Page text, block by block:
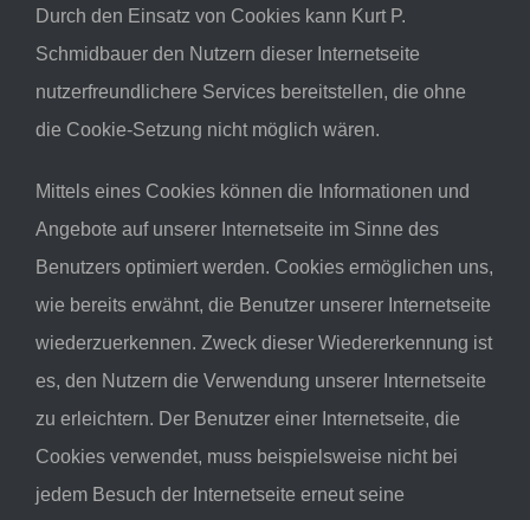
Durch den Einsatz von Cookies kann Kurt P.
Schmidbauer den Nutzern dieser Internetseite
nutzerfreundlichere Services bereitstellen, die ohne
die Cookie-Setzung nicht möglich wären.
Mittels eines Cookies können die Informationen und
Angebote auf unserer Internetseite im Sinne des
Benutzers optimiert werden. Cookies ermöglichen uns,
wie bereits erwähnt, die Benutzer unserer Internetseite
wiederzuerkennen. Zweck dieser Wiedererkennung ist
es, den Nutzern die Verwendung unserer Internetseite
zu erleichtern. Der Benutzer einer Internetseite, die
Cookies verwendet, muss beispielsweise nicht bei
jedem Besuch der Internetseite erneut seine